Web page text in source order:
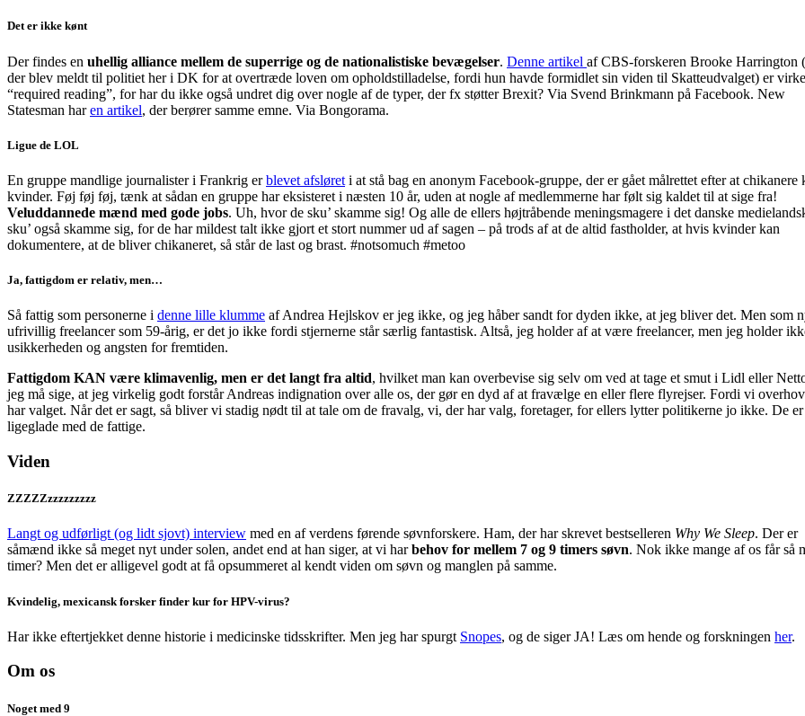
Det er ikke kønt
Der findes en uhellig alliance mellem de superrige og de nationalistiske bevægelser. Denne artikel af CBS-forskeren Brooke Harrington
der blev meldt til politiet her i DK for at overtræde loven om opholdstilladelse, fordi hun havde formidlet sin viden til Skatteudvalget) er
“required reading”, for har du ikke også undret dig over nogle af de typer, der fx støtter Brexit? Via Svend Brinkmann på Facebook. New
Statesman haren artikel, der berører samme emne. Via Bongorama.
Ligue de LOL
En gruppe mandlige journalister i Frankrig erblevet afsløret i at stå bag en anonym Facebook-gruppe, der er gået målrettet efter at chikanere
kvinder. Føj føj føj, tænk at sådan en gruppe har eksisteret i næsten 10 år, uden at nogle af medlemmerne har følt sig kaldet til at sige fra!
Veluddannede mænd med gode jobs. Uh, hvor de sku’ skamme sig! Og alle de ellers højtråbende meningsmagere i det danske
sku’ også skamme sig, for de har mildest talt ikke gjort et stort nummer ud af sagen – på trods af at de altid fastholder, at hvis kvinder kan
dokumentere, at de bliver chikaneret, så står de last og brast. #notsomuch #metoo
Ja, fattigdom er relativ, men…
Så fattig som personerne i denne lille klumme af Andrea Hejlskov er jeg ikke, og jeg håber sandt for dyden ikke, at jeg bliver det. Men som
ufrivillig freelancer som 59-årig, er det jo ikke fordi stjernerne står særlig fantastisk. Altså, jeg holder af at være freelancer, men jeg holder
usikkerheden og angsten for fremtiden.
Fattigdom KAN være klimavenlig, men er det langt fra altid, hvilket man kan overbevise sig selv om ved at tage et smut i Lidl eller
jeg må sige, at jeg virkelig godt forstår Andreas indignation over alle os, der gør en dyd af at fravælge en eller flere flyrejser. Fordi vi
har valget. Når det er sagt, så bliver vi stadig nødt til at tale om de fravalg, vi, der har valg, foretager, for ellers lytter politikerne jo ikke. De er
ligeglade med de fattige.
Viden
ZZZZZzzzzzzzzz
Langt og udførligt (og lidt sjovt) interview med en af verdens førende søvnforskere. Ham, der har skrevet bestselleren Why We Sleep. Der er
såmænd ikke så meget nyt under solen, andet end at han siger, at vi harbehov for mellem 7 og 9 timers søvn. Nok ikke mange af os får så
timer? Men det er alligevel godt at få opsummeret al kendt viden om søvn og manglen på samme.
Kvindelig, mexicansk forsker finder kur for HPV-virus?
Har ikke eftertjekket denne historie i medicinske tidsskrifter. Men jeg har spurgt Snopes, og de siger JA! Læs om hende og forskningen her.
Om os
Noget med 9